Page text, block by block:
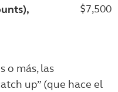
$7,500
o más, las
up” (que hace el